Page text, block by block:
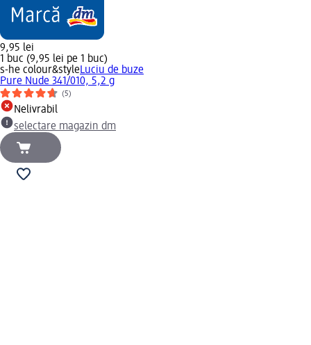
9,95 lei
1 buc (9,95 lei pe 1 buc)
s-he colour&styleLuciu de buze
Pure Nude 341/010, 5,2 g
(5)
Nelivrabil
selectare magazin dm